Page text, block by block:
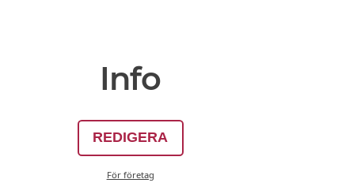
Info
REDIGERA
För företag